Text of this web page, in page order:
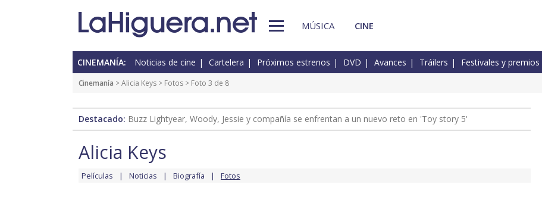
MÚSICA CINE
CINEMANÍA: Noticias de cine Cartelera Próximos estrenos DVD Avances Tráilers Festivales y premios
Cinemanía >Alicia Keys > Fotos > Foto 3 de 8
Destacado: Buzz Lightyear, Woody, Jessie y compañía se enfrentan a un nuevo reto en 'Toy story 5'
Alicia Keys
Películas Noticias Biografía Fotos